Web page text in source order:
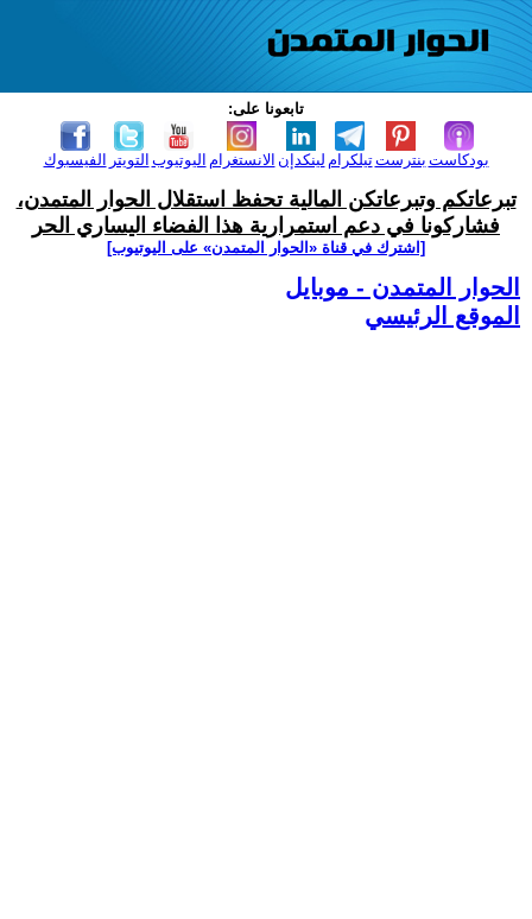
تابعونا على:
الفيسبوك التويتر اليوتيوب الانستغرام لينكدإن تيلكرامبنترست بودكاست
تبرعاتكم وتبرعاتكن المالية تحفظ استقلال الحوار المتمدن،
فشاركونا في دعم استمرارية هذا الفضاء اليساري الحر
[اشترك في قناة ‫«الحوار المتمدن» على اليوتيوب]
الحوار المتمدن - موبايل
الموقع الرئيسي